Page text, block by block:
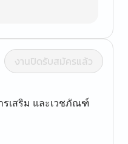
งานปิดรับสมัครแล้ว
รเสริม และเวชภัณฑ์